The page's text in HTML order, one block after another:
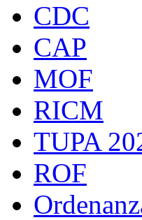
CDC
CAP
MOF
RICM
TUPA
ROF